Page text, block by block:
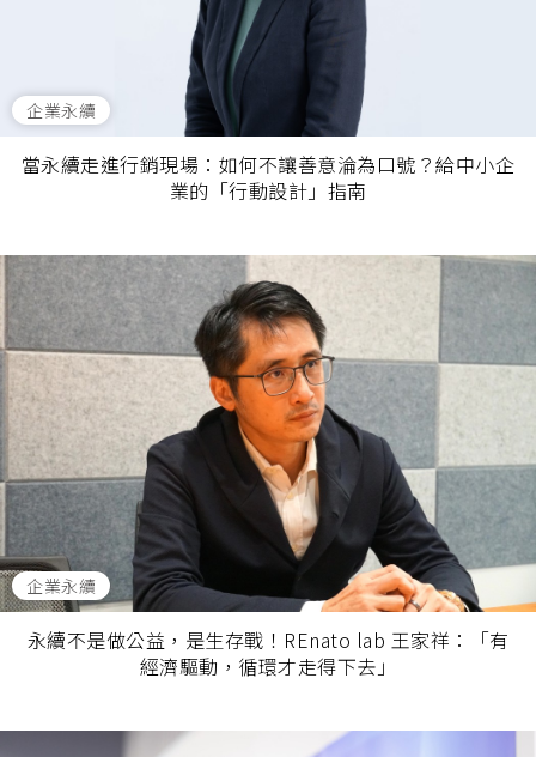
企業永續
當永續走進行銷現場：如何不讓善意淪為口號？給中小企
業的「行動設計」指南
企業永續
永續不是做公益，是生存戰！REnato lab 王家祥：「有
經濟驅動，循環才走得下去」